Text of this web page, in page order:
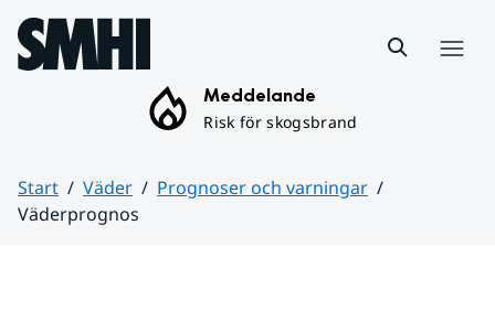
Hoppa till sidans innehåll
Meddelande
Risk för skogsbrand
Start Väder
Prognoser och varningar
Väderprognos